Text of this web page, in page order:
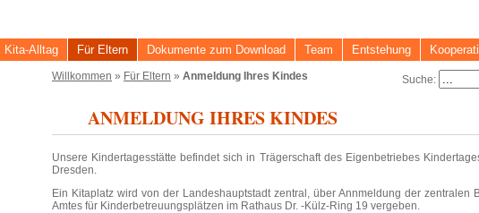
Kita-Alltag Für Eltern Dokumente zum Download Team Entstehung
Willkommen » Für Eltern » Anmeldung Ihres Kindes Suche:
ANMELDUNG IHRES KINDES
Unsere Kindertagesstätte befindet sich in Trägerschaft des Eigenbetriebes
Dresden.
Ein Kitaplatz wird von der Landeshauptstadt zentral, über Annmeldung der zentralen
Amtes für Kinderbetreuungsplätzen im Rathaus Dr. -Külz-Ring 19 vergeben.